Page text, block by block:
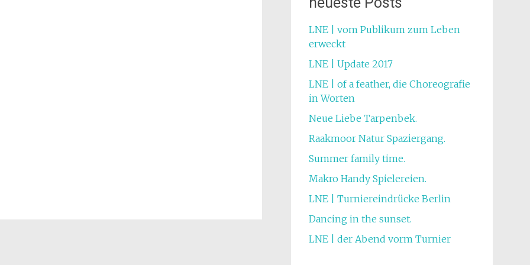
LNE | vom Publikum zum Leben
erweckt
LNE | Update 2017
LNE | of a feather, die Choreografie
in Worten
Neue Liebe Tarpenbek.
Raakmoor Natur Spaziergang.
Summer family time.
Makro Handy Spielereien.
LNE | Turniereindrücke Berlin
Dancing in the sunset.
LNE | der Abend vorm Turnier